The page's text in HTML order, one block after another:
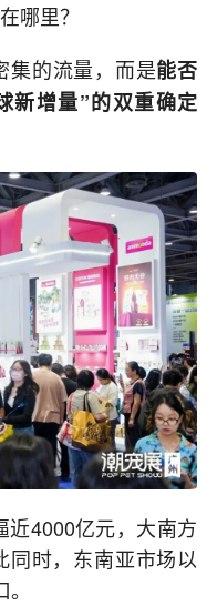
哪里？
集的流量，而是能否
新增量”的双重确定
4000亿元，大南方
同时，东南亚市场以